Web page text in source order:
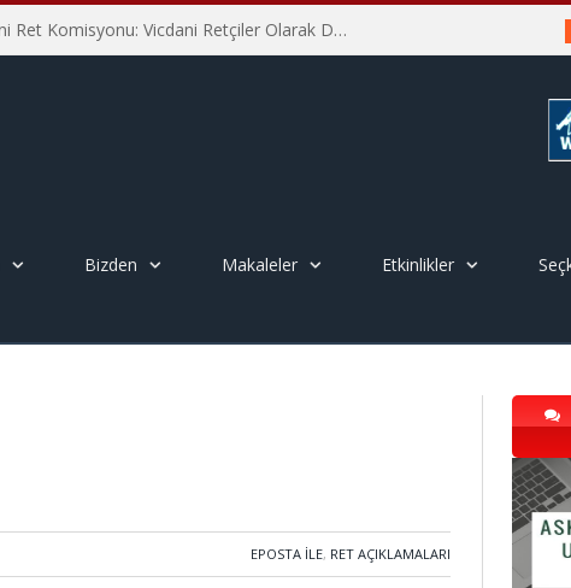
İHD İstanbul Şube Vicdani Ret Komisyonu: Vicdani Retçiler Olarak Destek İçin Buradayız!
Bizden Makaleler Etkinlikler
EPOSTA ILE, RET AÇIKLAMALARI